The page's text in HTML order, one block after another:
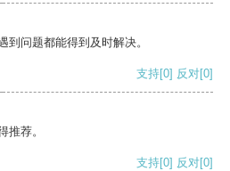
到问题都能得到及时解决。
支持[0] 反对[0]
推荐。
支持[0] 反对[0]